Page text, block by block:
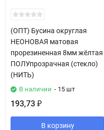
(ОПТ) Бусина округлая
НЕОНОВАЯ матовая
прорезиненная 8мм жёлтая
ПОЛУпрозрачная (стекло)
(НИТЬ)
В наличии - 15 шт
193,73 ₽
В корзину